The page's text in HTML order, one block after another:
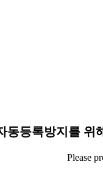
동등록방지를 위
Please